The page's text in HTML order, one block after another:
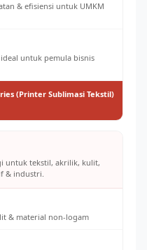
& efisiensi untuk UMKM
untuk pemula bisnis
(Printer Sublimasi Tekstil)
untuk tekstil, akrilik, kulit,
& industri.
& material non-logam